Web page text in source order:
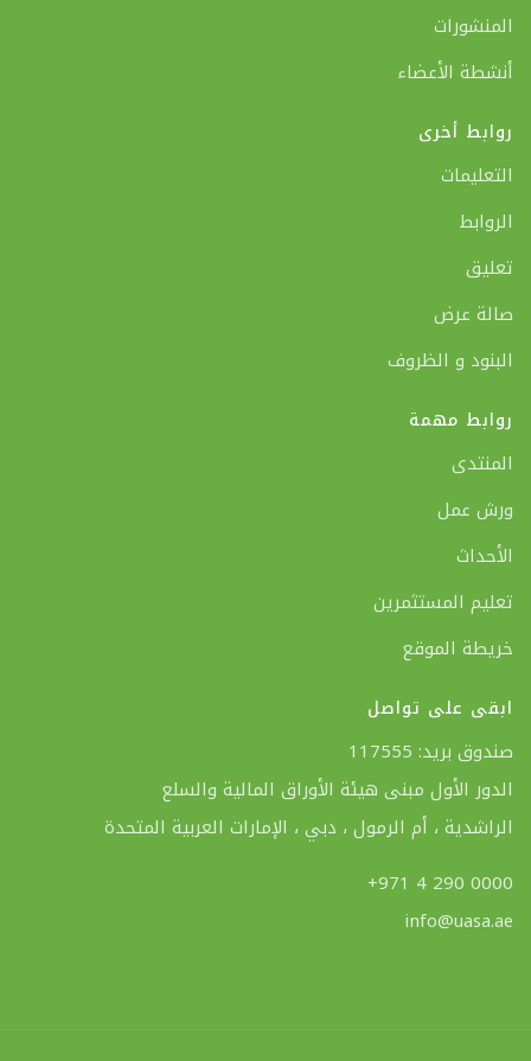
المنشورات
أنشطة الأعضاء
روابط أخرى
التعليمات
الروابط
تعليق
صالة عرض
البنود و الظروف
روابط مهمة
المنتدى
ورش عمل
الأحداث
تعليم المستثمرين
خريطة الموقع
ابقى على تواصل
صندوق بريد: 117555
الدور الأول مبنى هيئة الأوراق المالية والسلع
الراشدية ، أم الرمول ، دبي ، الإمارات العربية المتحدة
+971 4 290 0000
info@uasa.ae